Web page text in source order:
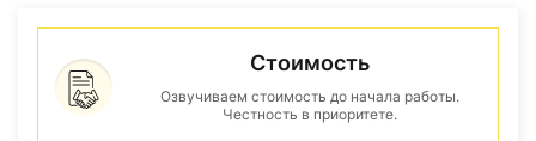
Стоимость
Озвучиваем стоимость до начала работы.
Честность в приоритете.